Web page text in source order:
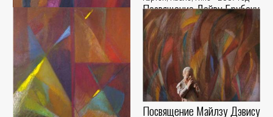
Посвящение Лестеру Янгу
Из цикла «Импровизация в
Посвящение Дейву Брубеку
Из цикла «Импровизация в
джазовом ключе»
Дамир Рузыбаев
Левкас, гуашь, масло Шамот,
глазурь - 1999 год
Посвящение Майлзу Дэвису